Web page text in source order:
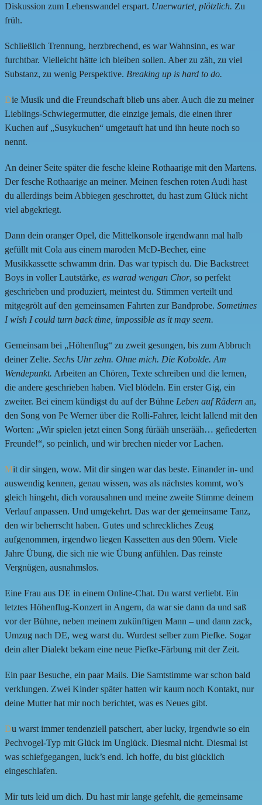
Diskussion zum Lebenswandel erspart. Unerwartet, plötzlich. Zu
früh.
Schließlich Trennung, herzbrechend, es war Wahnsinn, es war
furchtbar. Vielleicht hätte ich bleiben sollen. Aber zu zäh, zu viel
Substanz, zu wenig Perspektive. Breaking up is hard to do.
Die Musik und die Freundschaft blieb uns aber. Auch die zu meiner
Lieblings-Schwiegermutter, die einzige jemals, die einen ihrer
Kuchen auf „Susykuchen“ umgetauft hat und ihn heute noch so
nennt.
An deiner Seite später die fesche kleine Rothaarige mit den Martens.
Der fesche Rothaarige an meiner. Meinen feschen roten Audi hast
du allerdings beim Abbiegen geschrottet, du hast zum Glück nicht
viel abgekriegt.
Dann dein oranger Opel, die Mittelkonsole irgendwann mal halb
gefüllt mit Cola aus einem maroden McD-Becher, eine
Musikkassette schwamm drin. Das war typisch du. Die Backstreet
Boys in voller Lautstärke, es warad wengan Chor, so perfekt
geschrieben und produziert, meintest du. Stimmen verteilt und
mitgegrölt auf den gemeinsamen Fahrten zur Bandprobe. Sometimes
I wish I could turn back time, impossible as it may seem.
Gemeinsam bei „Höhenflug“ zu zweit gesungen, bis zum Abbruch
deiner Zelte. Sechs Uhr zehn. Ohne mich. Die Kobolde. Am
Wendepunkt. Arbeiten an Chören, Texte schreiben und die lernen,
die andere geschrieben haben. Viel blödeln. Ein erster Gig, ein
zweiter. Bei einem kündigst du auf der Bühne Leben auf Rädern an,
den Song von Pe Werner über die Rolli-Fahrer, leicht lallend mit den
Worten: „Wir spielen jetzt einen Song fürääh unserääh… gefiederten
Freunde!“, so peinlich, und wir brechen nieder vor Lachen.
Mit dir singen, wow. Mit dir singen war das beste. Einander in- und
auswendig kennen, genau wissen, was als nächstes kommt, wo’s
gleich hingeht, dich vorausahnen und meine zweite Stimme deinem
Verlauf anpassen. Und umgekehrt. Das war der gemeinsame Tanz,
den wir beherrscht haben. Gutes und schreckliches Zeug
aufgenommen, irgendwo liegen Kassetten aus den 90ern. Viele
Jahre Übung, die sich nie wie Übung anfühlen. Das reinste
Vergnügen, ausnahmslos.
Eine Frau aus DE in einem Online-Chat. Du warst verliebt. Ein
letztes Höhenflug-Konzert in Angern, da war sie dann da und saß
vor der Bühne, neben meinem zukünftigen Mann – und dann zack,
Umzug nach DE, weg warst du. Wurdest selber zum Piefke. Sogar
dein alter Dialekt bekam eine neue Piefke-Färbung mit der Zeit.
Ein paar Besuche, ein paar Mails. Die Samtstimme war schon bald
verklungen. Zwei Kinder später hatten wir kaum noch Kontakt, nur
deine Mutter hat mir noch berichtet, was es Neues gibt.
Du warst immer tendenziell patschert, aber lucky, irgendwie so ein
Pechvogel-Typ mit Glück im Unglück. Diesmal nicht. Diesmal ist
was schiefgegangen, luck’s end. Ich hoffe, du bist glücklich
eingeschlafen.
Mir tuts leid um dich. Du hast mir lange gefehlt, die gemeinsame